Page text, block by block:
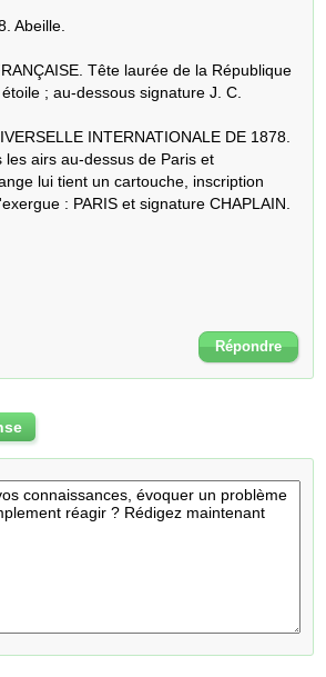
Abeille.
Tête laurée de la République
; au-dessous signature J. C.
INTERNATIONALE DE 1878.
les airs au-dessus de Paris et
lui tient un cartouche, inscription
: PARIS et signature CHAPLAIN.
Répondre